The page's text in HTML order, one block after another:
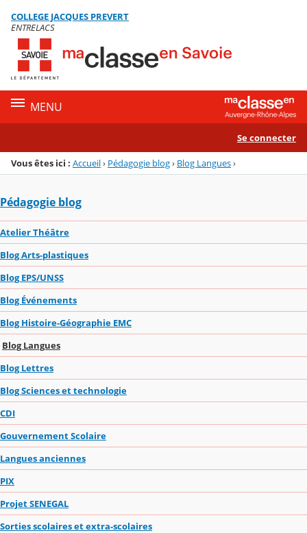
Menu de la rubrique
Contenu
COLLEGE JACQUES PREVERT
ENTRELACS
MENU
Se connecter
Vous êtes ici : Accueil› Pédagogie blog› Blog Langues›
Pédagogie blog
Atelier Théâtre
Blog Arts-plastiques
Blog EPS/UNSS
Blog Événements
Blog Histoire-Géographie EMC
Blog Langues
Blog Lettres
Blog Sciences et technologie
CDI
Gouvernement Scolaire
Langues anciennes
PIX
Projet SENEGAL
Sorties scolaires et extra-scolaires